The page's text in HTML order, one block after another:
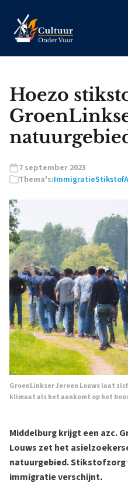
Hoezo
7 september 2023
Thema's:ImmigratieStikstof
GroenLinkser Jeroen Louws laat
klimaat als het aankomt op het
Middelburg krijgt een azc.
Louws zet het
natuurgebied. Stikstofzorg
immigratie verschijnt.